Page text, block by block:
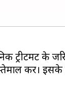
ट्रीटमेंट के
करें। इसके